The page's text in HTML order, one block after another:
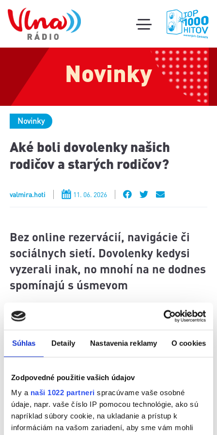
Súhlas Detaily Nastavenia reklamy O cookies
Zodpovedné použitie vašich údajov
My a naši 1022 partneri spracúvame vaše osobné
údaje, napr. vaše číslo IP pomocou technológie, ako sú
napríklad súbory cookie, na ukladanie a prístup k
informáciám na vašom zariadení, aby sme vám mohli
toggle
mobile
menu
Novinky
Novinky
Aké boli dovolenky našich
rodičov a starých rodičov?
valmira.hoti 11. 06. 2026
Bez online rezervácií, navigácie či
sociálnych sietí. Dovolenky kedysi
vyzerali inak, no mnohí na ne dodnes
spomínajú s úsmevom
Keď sa povie letná dovolenka pred niekoľkými
desaťročiami, mnohým sa vybavia plné kufre, cesta
pobyty organizované cez odbory. Cestovanie síce
nebolo také jednoduché ako dnes, no o zážitky
boli slovenské priehrady, kempy, chaty v horách či
dovolenky pri Jadrane. Rodiny často vyrážali na
cesty so zásobami jedla, skladacími stoličkami a
množstvom trpezlivosti.